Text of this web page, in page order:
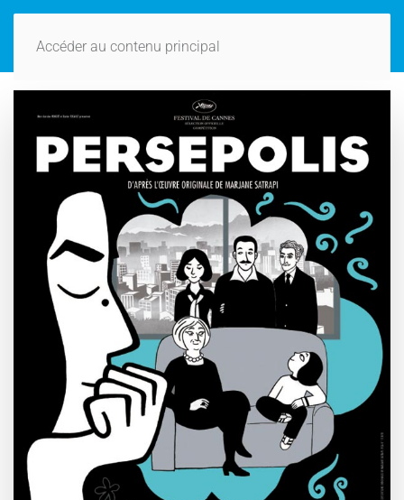
Accéder au contenu principal